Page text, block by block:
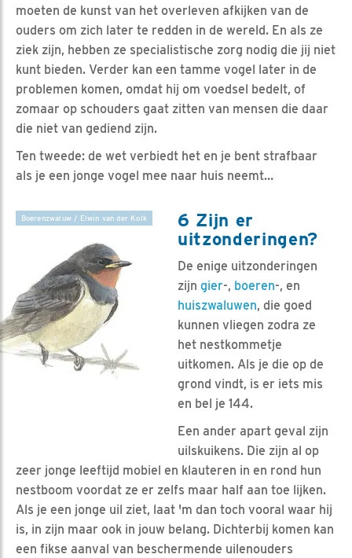
moeten de kunst van het overleven afkijken van de
ouders om zich later te redden in de wereld. En als ze
ziek zijn, hebben ze specialistische zorg nodig die jij niet
kunt bieden. Verder kan een tamme vogel later in de
problemen komen, omdat hij om voedsel bedelt, of
zomaar op schouders gaat zitten van mensen die daar
die niet van gediend zijn.
Ten tweede: de wet verbiedt het en je bent strafbaar
als je een jonge vogel mee naar huis neemt…
Boerenzwaluw / Elwin van der Kolk
6 Zijn er
uitzonderingen?
De enige uitzonderingen
zijn gier-, boeren-, en
huiszwaluwen, die goed
kunnen vliegen zodra ze
het nestkommetje
uitkomen. Als je die op de
grond vindt, is er iets mis
en bel je 144.
Een ander apart geval zijn
uilskuikens. Die zijn al op
zeer jonge leeftijd mobiel en klauteren in en rond hun
nestboom voordat ze er zelfs maar half aan toe lijken.
Als je een jonge uil ziet, laat 'm dan toch vooral waar hij
is, in zijn maar ook in jouw belang. Dichterbij komen kan
een fikse aanval van beschermende uilenouders